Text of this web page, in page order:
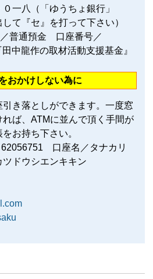
一八（「ゆうちょ銀行」
て『セ』を打って下さい）
普通預金 口座番号／
中龍作の取材活動支援基金』
おかけしない為に
き落としができます。一度窓
ば、ATMに並んで頂く手間が
お持ち下さい。
口座名／タナカリ
ツドウシエンキキン